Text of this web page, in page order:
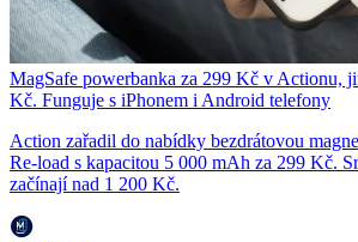
MagSafe powerbanka za 299 Kč v Actionu,
Kč. Funguje s iPhonem i Android telefony
Action zařadil do nabídky bezdrátovou
Re-load s kapacitou 5 000 mAh za 299 Kč.
začínají nad 1 200 Kč.